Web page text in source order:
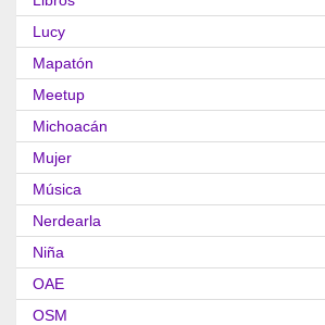
Lucy
Mapatón
Meetup
Michoacán
Mujer
Música
Nerdearla
Niña
OAE
OSM